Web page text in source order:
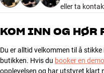
Gulvstativ til Formation Duo
Materiale: aluminium (topplate
3
2
eller ta
KOM INN OG HØR
Du er alltid velkommen til å
butikken. Hvis du booker en demo
opplevelsen og har utstyret klart